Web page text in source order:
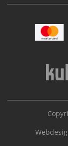
Bild